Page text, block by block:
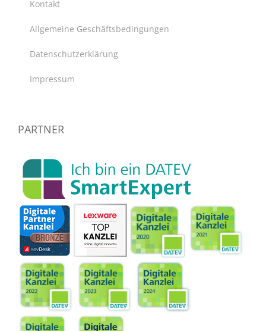
Kontakt
Allgemeine Geschäftsbedingungen
Datenschutzerklärung
Impressum
PARTNER